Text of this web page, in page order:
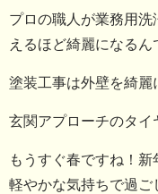
プロの職人が業務用
えるほど綺麗になるん
塗装工事は外壁を綺
玄関アプローチのタイ
もうすぐ春ですね！新
軽やかな気持ちで過ご